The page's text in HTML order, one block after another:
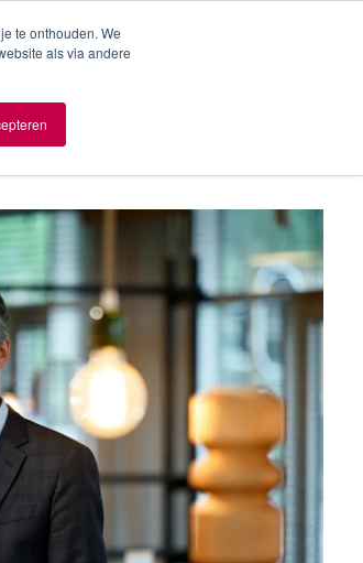
te onthouden. We
als via andere